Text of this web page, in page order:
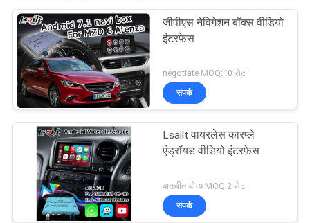
जीपीएस नेविगेशन बॉक्स वीडियो
इंटरफ़ेस
negotiate MOQ:10 सेट
संपर्क
Lsailt वायरलेस कारप्ले
एंड्रॉयड वीडियो इंटरफ़ेस
बातचीत योग्य MOQ:2 सेट
संपर्क